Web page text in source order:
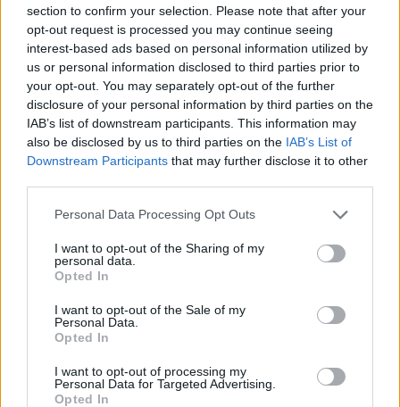
section to confirm your selection. Please note that after your
opt-out request is processed you may continue seeing
interest-based ads based on personal information utilized by
us or personal information disclosed to third parties prior to
your opt-out. You may separately opt-out of the further
disclosure of your personal information by third parties on the
IAB’s list of downstream participants. This information may
also be disclosed by us to third parties on the IAB’s List of
Downstream Participants that may further disclose it to other
Please note that this website/app uses one or more Google
not limited to your visit or usage behaviour. You may click to
grant or deny consent to Google and its third-party tags to
use your data for below specified purposes in below Google
consent section.
Personal Data Processing Opt Outs
I want to opt-out of the Sharing of my
personal data.
Opted In
I want to opt-out of the Sale of my
Personal Data.
Opted In
I want to opt-out of processing my
Personal Data for Targeted Advertising.
Opted In
Valle d’Aosta: polemiche tra sindacato e istituzioni per
le supplenze scolastiche
Edoardo Marchesi · 5 Ago 2026
NEWS
Streaming vs vinile: differenze tra mastering,
dinamica e ritualità
Letizia Fontana · 5 Ago 2026